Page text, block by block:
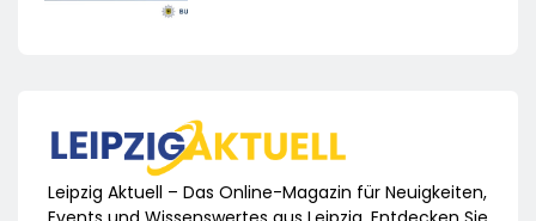
Leipzig Aktuell – Das Online-Magazin für Neuigkeiten,